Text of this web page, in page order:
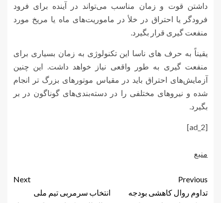
داشتن قوت و زمان مناسب می‌تواند در آینده برای فرود
فرودگر یا احتراق در خلأ در ماموریت‌های ماه یا مریخ مورد
منفعت گیری قرار بگیرد.
یقیناً به حرف های ناسا این تکنولوژی به زمان بسیاری برای
منفعت گیری به طور واقعی نیاز خواهد داشت. این چنین
آزمایش‌های احتراق باید در مقیاس موتورهای بزرگ تر انجام
شده و نیروهای مختلفی را در دسته‌بندی‌های گوناگون در بر
بگیرد.
[ad_2]
منبع
Previous
تداوم روال کاهشی بودجه
Next
انتخاب سرمربی تیم ملی